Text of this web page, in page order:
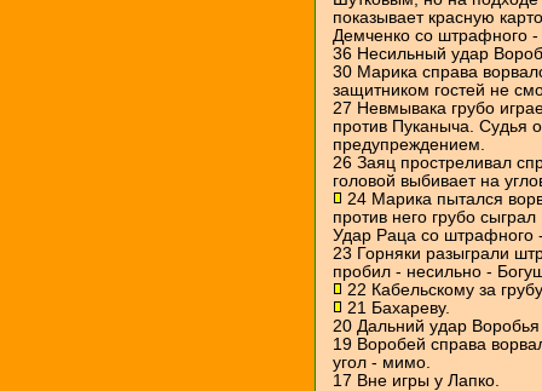
показывает красную
Демченко со штрафного
36 Несильный удар
30 Марика справа
защитником гостей не
27 Невмывака грубо
против Пуканыча. Судья
предупреждением.
26 Заяц простреливал
головой выбивает на
24 Марика пытался
против него грубо
Удар Раца со штрафного
23 Горняки разыграли
пробил - несильно -
22 Кабельскому за
21 Бахареву.
20 Дальний удар
19 Воробей справа
угол - мимо.
17 Вне игры у Лапко.